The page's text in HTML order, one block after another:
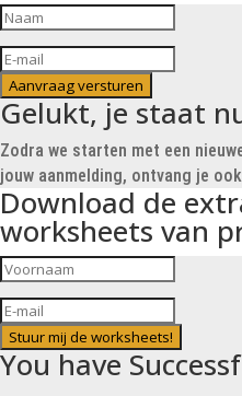
Aanvraag versturen
Gelukt, je staat
Zodra we starten met een
jouw aanmelding, ontvang je
Download de
worksheets van
Stuur mij de worksheets!
You have